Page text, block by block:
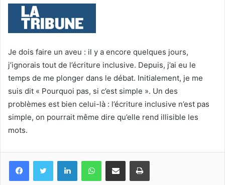
Je dois faire un aveu : il y a encore quelques jours,
j’ignorais tout de l’écriture inclusive. Depuis, j’ai eu le
temps de me plonger dans le débat. Initialement, je me
suis dit « Pourquoi pas, si c’est simple ». Un des
problèmes est bien celui-là : l’écriture inclusive n’est pas
simple, on pourrait même dire qu’elle rend illisible les
mots.
FacebookTwitter LinkedinWhatsApp
Partagez par mail Imprimez